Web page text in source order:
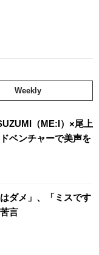
Weekly
（ME:I）×尾上
ベンチャーで美声を
ダメ」、「ミスです
言